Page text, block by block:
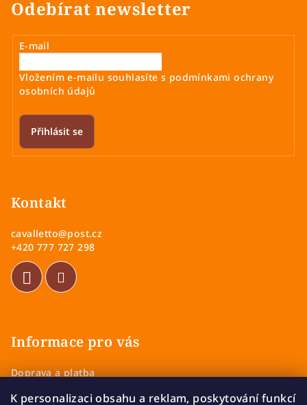
K personalizaci obsahu a reklam, poskytování funkcí
Odebírat newsletter
E-mail
Vložením e-mailu souhlasíte s podmínkami ochrany
osobních údajů
Přihlásit se
Kontakt
cavalletto@post.cz
+420 777 727 298
Informace pro vás
Doprava a platba